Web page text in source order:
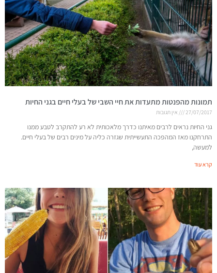
תמונות מהפנטות מתעדות את חיי השבי של בעלי חיים בגני החיות
27/07/2017 אין תגובות
גני החיות נראים לרבים מאיתנו כדרך מלאכותית לא רע להתקרב לטבע ממנו
התרחקנו מאז המהפכה התעשייתית שגזרה כליה על מינים רבים של בעלי חיים.
למעשה,
קרא עוד